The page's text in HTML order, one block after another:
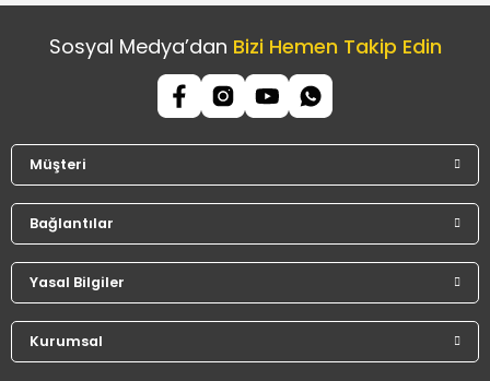
Sosyal Medya’dan Bizi Hemen Takip Edin
Müşteri
Bağlantılar
Yasal Bilgiler
Kurumsal